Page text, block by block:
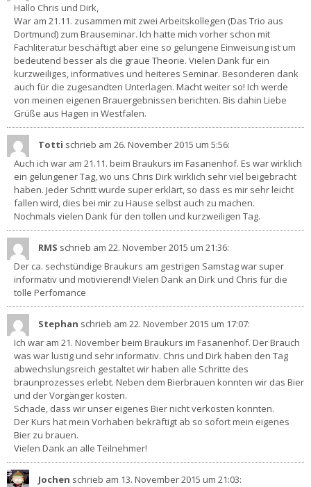
Hallo Chris und Dirk,
War am 21.11. zusammen mit zwei Arbeitskollegen (Das Trio aus
Dortmund) zum Brauseminar. Ich hatte mich vorher schon mit
Fachliteratur beschäftigt aber eine so gelungene Einweisung ist um
bedeutend besser als die graue Theorie. Vielen Dank für ein
kurzweiliges, informatives und heiteres Seminar. Besonderen dank
auch für die zugesandten Unterlagen. Macht weiter so! Ich werde
von meinen eigenen Brauergebnissen berichten. Bis dahin Liebe
Grüße aus Hagen in Westfalen.
Totti schrieb am 26. November 2015 um 5:56:
Auch ich war am 21.11. beim Braukurs im Fasanenhof. Es war wirklich
ein gelungener Tag, wo uns Chris Dirk wirklich sehr viel beigebracht
haben. Jeder Schritt wurde super erklärt, so dass es mir sehr leicht
fallen wird, dies bei mir zu Hause selbst auch zu machen.
Nochmals vielen Dank für den tollen und kurzweiligen Tag.
RMS schrieb am 22. November 2015 um 21:36:
Der ca. sechstündige Braukurs am gestrigen Samstag war super
informativ und motivierend! Vielen Dank an Dirk und Chris für die
tolle Perfomance
Stephan schrieb am 22. November 2015 um 17:07:
Ich war am 21. November beim Braukurs im Fasanenhof. Der Brauch
was war lustig und sehr informativ. Chris und Dirk haben den Tag
abwechslungsreich gestaltet wir haben alle Schritte des
braunprozesses erlebt. Neben dem Bierbrauen konnten wir das Bier
und der Vorgänger kosten.
Schade, dass wir unser eigenes Bier nicht verkosten konnten.
Der Kurs hat mein Vorhaben bekräftigt ab so sofort mein eigenes
Bier zu brauen.
Vielen Dank an alle Teilnehmer!
Jochen schrieb am 13. November 2015 um 21:03: